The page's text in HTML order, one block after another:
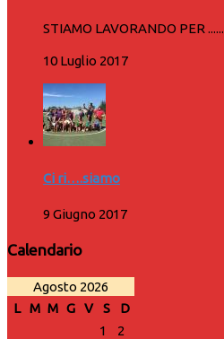
STIAMO LAVORANDO PER ......
10 Luglio 2017
Ci ri….siamo
9 Giugno 2017
Calendario
Agosto 2026
L M M G V S
D
1
2